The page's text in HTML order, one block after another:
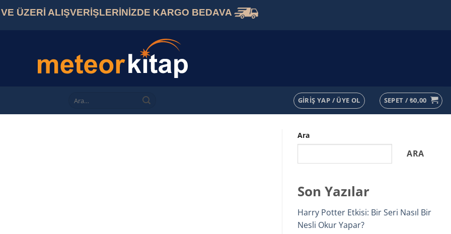
ÜZERİ ALIŞVERİŞLERİNİZDE KARGO BEDAVA
GIRIŞ YAP / ÜYE OL SEPET / ₺0,00
Ara
ARA
Son Yazılar
Harry Potter Etkisi: Bir Seri Nasıl Bir
Nesli Okur Yapar?